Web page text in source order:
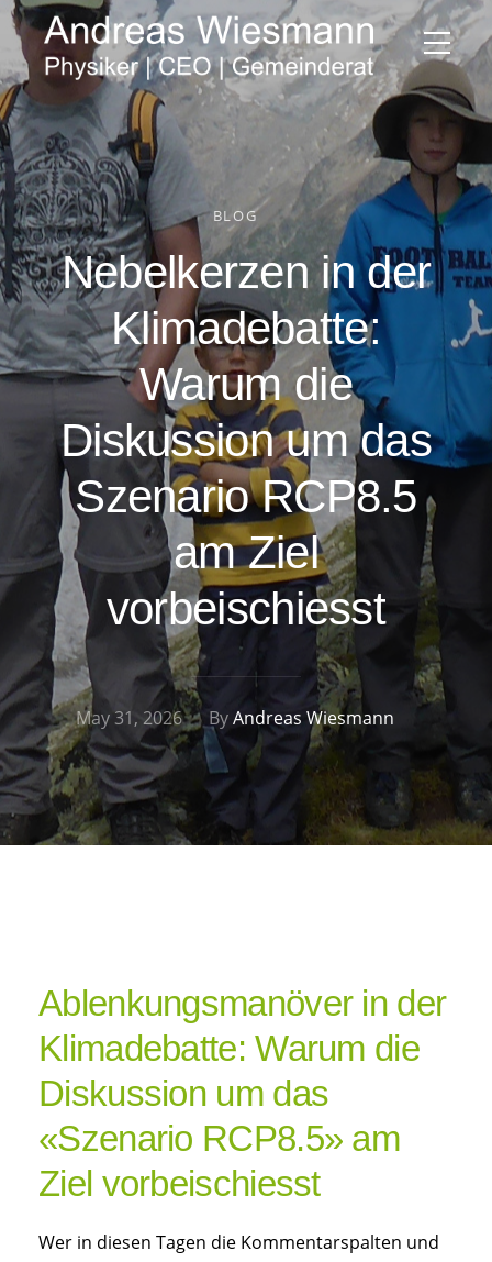
BLOG
Nebelkerzen in der
Klimadebatte:
Warum die
Diskussion um das
Szenario RCP8.5
am Ziel
vorbeischiesst
May 31, 2026 ByAndreas Wiesmann
Ablenkungsmanöver in der
Klimadebatte: Warum die
Diskussion um das
«Szenario RCP8.5» am
Ziel vorbeischiesst
Wer in diesen Tagen die Kommentarspalten und